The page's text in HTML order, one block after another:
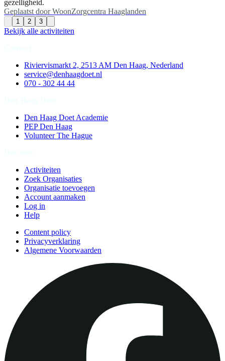
gezelligheid.
Geplaatst door WoonZorgcentra Haaglanden
1 2 3
Bekijk alle activiteiten
Riviervismarkt 2, 2513 AM Den Haag, Nederland
service@denhaagdoet.nl
070 - 302 44 44
Den Haag Doet Academie
PEP Den Haag
Volunteer The Hague
Activiteiten
Zoek Organisaties
Organisatie toevoegen
Account aanmaken
Log in
Help
Content policy
Privacyverklaring
Algemene Voorwaarden